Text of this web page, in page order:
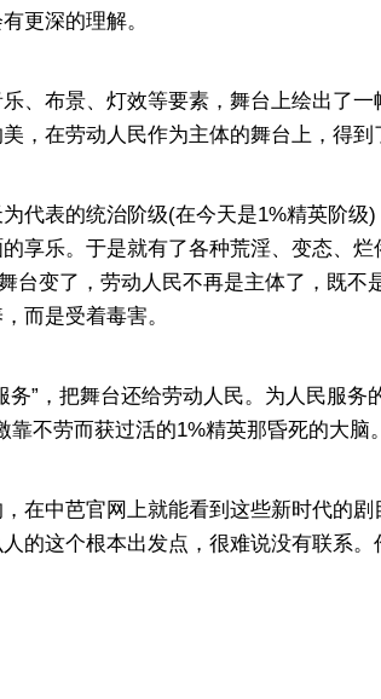
更深的理解。
布景、灯效等要素，舞台上绘出了一
，在劳动人民作为主体的舞台上，得到
表的统治阶级(在今天是1%精英阶级)
享乐。于是就有了各种荒淫、变态、烂
台变了，劳动人民不再是主体了，既不
而是受着毒害。
”，把舞台还给劳动人民。为人民服务
不劳而获过活的1%精英那昏死的大脑。
中芭官网上就能看到这些新时代的剧
的这个根本出发点，很难说没有联系。